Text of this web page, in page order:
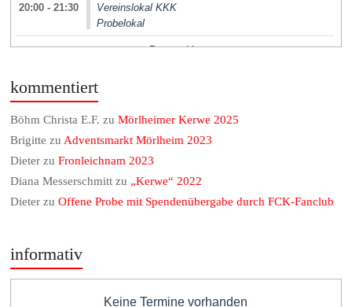
kommentiert
Böhm Christa E.F. zuMörlheimer Kerwe 2025
Brigitte zuAdventsmarkt Mörlheim 2023
Dieter zuFronleichnam 2023
Diana Messerschmitt zu „Kerwe“ 2022
Dieter zuOffene Probe mit Spendenübergabe durch FCK-Fanclub
informativ